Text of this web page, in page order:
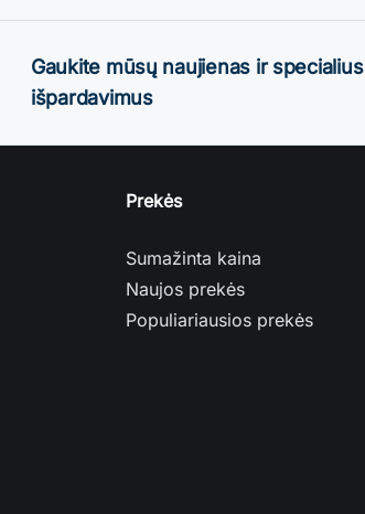
Gaukite mūsų naujienas ir specialius
išpardavimus
Prekės
Sumažinta kaina
Naujos prekės
Populiariausios prekės